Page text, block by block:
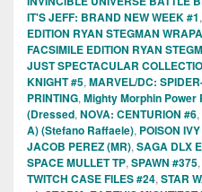
IT'S JEFF: BRAND NEW WEEK #1,
EDITION RYAN STEGMAN
FACSIMILE EDITION RYAN
JUST SPECTACULAR
KNIGHT #5, MARVEL/DC:
PRINTING, Mighty Morphin Power
(Dressed, NOVA: CENTURION #6,
A) (Stefano Raffaele), POISON
JACOB PEREZ (MR), SAGA DLX
SPACE MULLET TP, SPAWN #375,
TWITCH CASE FILES #24, STAR